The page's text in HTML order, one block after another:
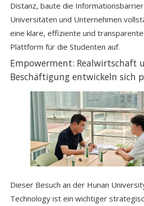
Distanz, baute die
Universitäten und Unternehmen
eine klare, effiziente und
Plattform für die Studenten auf.
Empowerment: Realwirtschaft
Beschäftigung entwickeln sich
Dieser Besuch an der Hunan
Technology ist ein wichtiger